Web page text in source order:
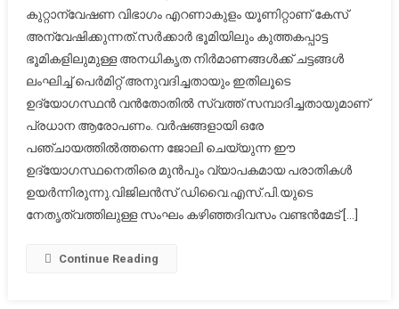
വണ്ടന്‍മേട്
പഞ്ചായത്ത്
അസിസ്റ്റന്റ്
അന്വേഷണം.
കുറ്റാന്വേഷണ വിഭാഗം എറണാകുളം യൂണിറ്റാണ് കേസ്
അന്വേഷിക്കുന്നത്.സര്‍ക്കാര്‍ ഭൂമിയിലും കുത്തകപ്പാട്ട
ഭൂമികളിലുമുള്ള അനധികൃത നിര്‍മാണങ്ങള്‍ക്ക് ചട്ടങ്ങള്‍
ലംഘിച്ച് പെര്‍മിറ്റ് അനുവദിച്ചതായും ഇതിലൂടെ
ഉദ്യോഗസ്ഥന്‍ വന്‍തോതില്‍ സ്വത്ത് സമ്പാദിച്ചതായുമാണ്
പ്രധാന ആരോപണം. വര്‍ഷങ്ങളായി ഒരേ
പഞ്ചായത്തില്‍ത്തന്നെ ജോലി ചെയ്യുന്ന ഈ
ഉദ്യോഗസ്ഥനെതിരെ മുന്‍പും വ്യാപകമായ പരാതികള്‍
ഉയര്‍ന്നിരുന്നു.വിജിലന്‍സ് ഡിവൈ.എസ്.പി.യുടെ
നേതൃത്വത്തിലുള്ള സംഘം കഴിഞ്ഞദിവസം വണ്ടന്‍മേട് […]
Continue Reading